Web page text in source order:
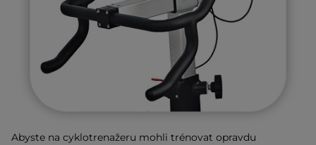
Abyste na cyklotrenažeru mohli trénovat opravdu